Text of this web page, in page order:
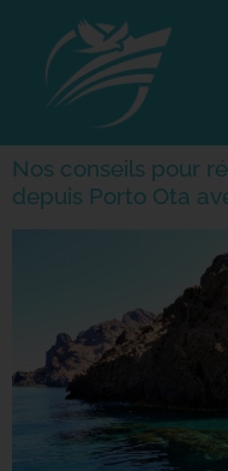
Nos conseils pour
depuis Porto Ota